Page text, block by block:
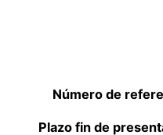
Número de
Plazo fin de